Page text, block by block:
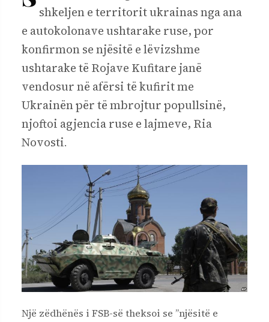
shkeljen e territorit ukrainas nga ana
e autokolonave ushtarake ruse, por
konfirmon se njësitë e lëvizshme
ushtarake të Rojave Kufitare janë
vendosur në afërsi të kufirit me
Ukrainën për të mbrojtur popullsinë,
njoftoi agjencia ruse e lajmeve, Ria
Novosti.
Një zëdhënës i FSB-së theksoi se ”njësitë e